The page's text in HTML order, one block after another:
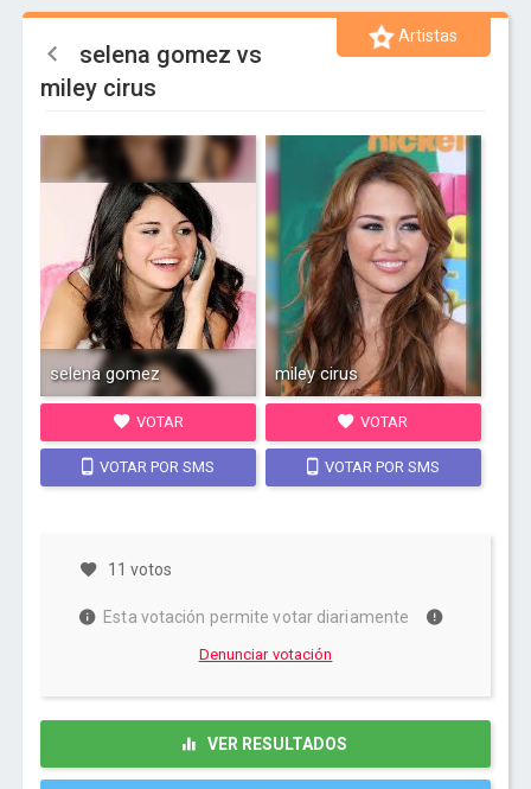
Artistas
selena gomez vs
miley cirus
selena gomez
VOTAR
VOTAR POR SMS
miley cirus
VOTAR
VOTAR POR SMS
11 votos
Esta votación permite votar diariamente
Denunciar votación
VER RESULTADOS